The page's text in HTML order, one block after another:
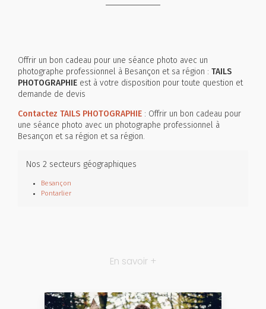
Offrir un bon cadeau pour une séance photo avec un
photographe professionnel à Besançon et sa région : TAILS
PHOTOGRAPHIE est à votre disposition pour toute question et
demande de devis
Contactez TAILS PHOTOGRAPHIE : Offrir un bon cadeau pour
une séance photo avec un photographe professionnel à
Besançon et sa région et sa région.
Nos 2 secteurs géographiques
Besançon
Pontarlier
En savoir +